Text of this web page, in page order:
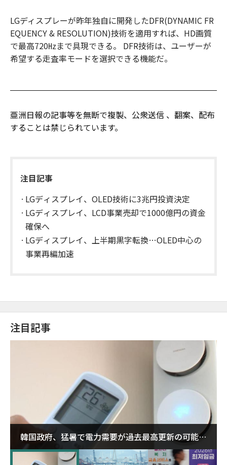
LGディスプレーが昨年独自に開発したDFR(DYNAMIC FR
EQUENCY & RESOLUTION)技術を適用すれば、HD画質
で最高720㎐まで具現できる。 DFR技術は、ユーザーが
希望する走査率モードを選択できる機能だ。
亜洲日報の記事等を無断で複製、公衆送信 、翻案、配布
することは禁じられています。
注目記事
LGディスプレイ、OLED技術に3兆円投資決定
LGディスプレイ、LCD事業売却で1000億円の資金
確保へ
LGディスプレイ、上半期黒字転換…OLED中心の
事業再編加速
注目記事
韓国政府、猛暑で電力需要が過去最高更新の可能性
に需給対応体制を点検